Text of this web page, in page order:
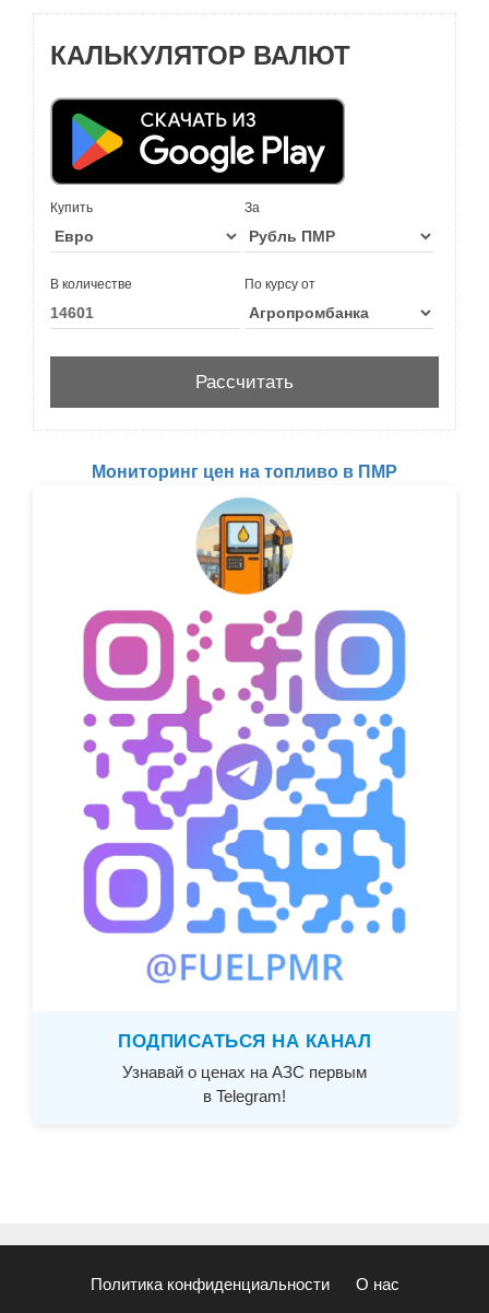
КАЛЬКУЛЯТОР ВАЛЮТ
Купить За
В количестве По курсу от
Мониторинг цен на топливо в ПМР
ПОДПИСАТЬСЯ НА КАНАЛ
Узнавай о ценах на АЗС первым
в Telegram!
Политика конфиденциальности О нас